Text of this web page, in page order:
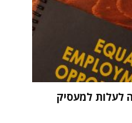
לעלות למעסיק